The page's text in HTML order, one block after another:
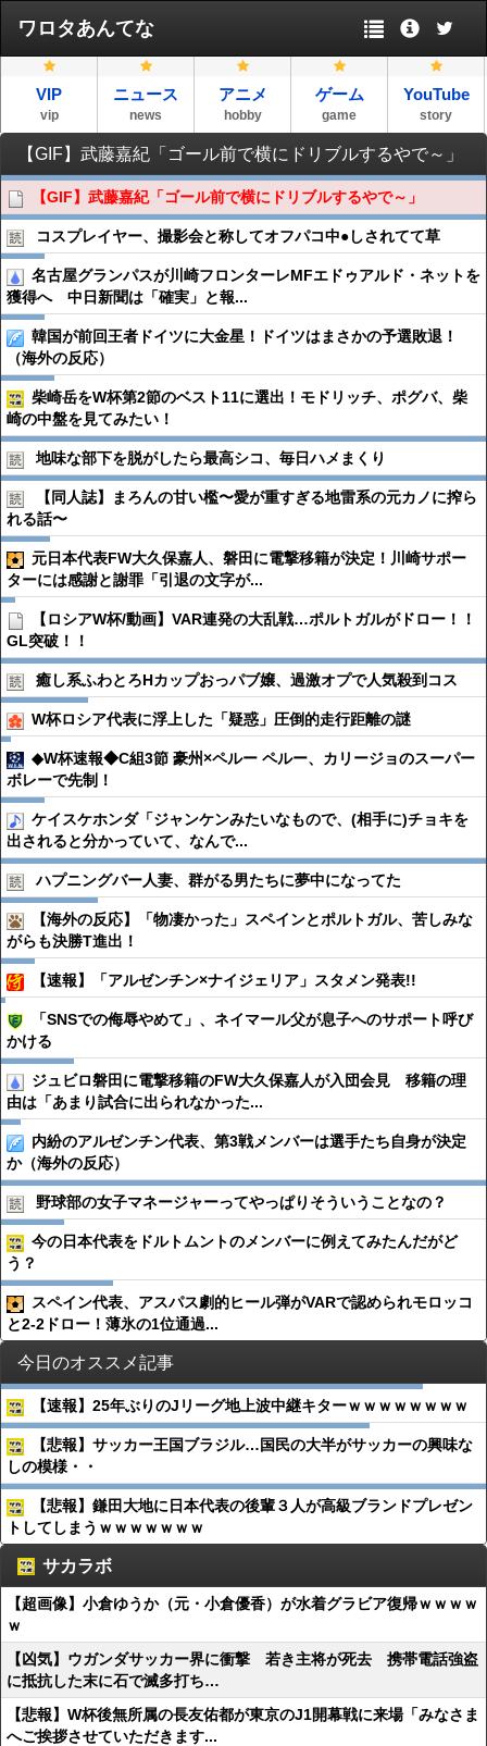
ワロタあんてな
VIP
vip
ニュース
news
アニメ
hobby
ゲーム
game
YouTube
story
【GIF】武藤嘉紀「ゴール前で横にドリブルするやで～」
【GIF】武藤嘉紀「ゴール前で横にドリブルするやで～」
コスプレイヤー、撮影会と称してオフパコ中●︎しされてて草
名古屋グランパスが川崎フロンターレMFエドゥアルド・ネットを
獲得へ 中日新聞は「確実」と報...
韓国が前回王者ドイツに大金星！ドイツはまさかの予選敗退！
（海外の反応）
柴崎岳をW杯第2節のベスト11に選出！モドリッチ、ポグバ、柴
崎の中盤を見てみたい！
地味な部下を脱がしたら最高シコ、毎日ハメまくり
【同人誌】まろんの甘い檻〜愛が重すぎる地雷系の元カノに搾ら
れる話〜
元日本代表FW大久保嘉人、磐田に電撃移籍が決定！川崎サポー
ターには感謝と謝罪「引退の文字が...
【ロシアW杯/動画】VAR連発の大乱戦…ポルトガルがドロー！！
GL突破！！
癒し系ふわとろHカップおっパブ嬢、過激オプで人気殺到コス
W杯ロシア代表に浮上した「疑惑」圧倒的走行距離の謎
◆W杯速報◆C組3節 豪州×ペルー ペルー、カリージョのスーパー
ボレーで先制！
ケイスケホンダ「ジャンケンみたいなもので、(相手に)チョキを
出されると分かっていて、なんで...
ハプニングバー人妻、群がる男たちに夢中になってた
【海外の反応】「物凄かった」スペインとポルトガル、苦しみな
がらも決勝T進出！
【速報】「アルゼンチン×ナイジェリア」スタメン発表!!
「SNSでの侮辱やめて」、ネイマール父が息子へのサポート呼び
かける
ジュビロ磐田に電撃移籍のFW大久保嘉人が入団会見 移籍の理
由は「あまり試合に出られなかった...
内紛のアルゼンチン代表、第3戦メンバーは選手たち自身が決定
か（海外の反応）
野球部の女子マネージャーってやっぱりそういうことなの？
今の日本代表をドルトムントのメンバーに例えてみたんだがど
う？
スペイン代表、アスパス劇的ヒール弾がVARで認められモロッコ
と2-2ドロー！薄氷の1位通過...
今日のオススメ記事
【速報】25年ぶりのJリーグ地上波中継キターｗｗｗｗｗｗｗｗ
【悲報】サッカー王国ブラジル…国民の大半がサッカーの興味な
しの模様・・
【悲報】鎌田大地に日本代表の後輩３人が高級ブランドプレゼン
トしてしまうｗｗｗｗｗｗｗ
サカラボ
【超画像】小倉ゆうか（元・小倉優香）が水着グラビア復帰ｗｗｗｗ
ｗ
【凶気】ウガンダサッカー界に衝撃 若き主将が死去 携帯電話強盗
に抵抗した末に石で滅多打ち…
【悲報】W杯後無所属の長友佑都が東京のJ1開幕戦に来場「みなさま
へご挨拶させていただきます...